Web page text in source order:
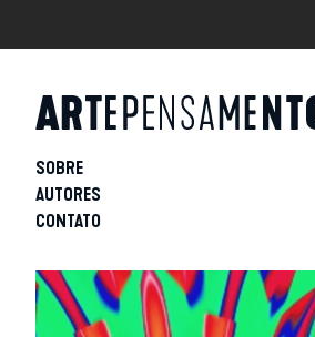
SOBRE
AUTORES
CONTATO